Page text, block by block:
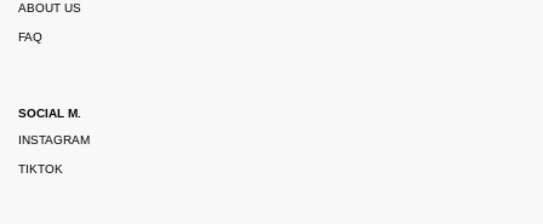
ABOUT US
FAQ
SOCIAL M.
INSTAGRAM
TIKTOK